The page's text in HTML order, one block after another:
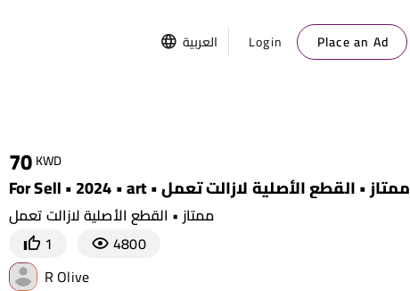
العربية Login Place an Ad
70KWD
For Sell • 2024 • art • ممتاز • القطع الأصلية لازالت تعمل
ممتاز • القطع الأصلية لازالت تعمل
1
4800
R Olive